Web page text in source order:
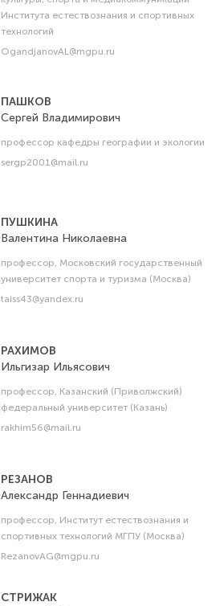
Института естествознания и спортивных
технологий
OgandjanovAL@mgpu.ru
ПАШКОВ
Сергей Владимирович
профессор кафедры географии и экологии
sergp2001@mail.ru
ПУШКИНА
Валентина Николаевна
профессор, Московский государственный
университет спорта и туризма (Москва)
taiss43@yandex.ru
РАХИМОВ
Ильгизар Ильясович
профессор, Казанский (Приволжский)
федеральный университет (Казань)
rakhim56@mail.ru
РЕЗАНОВ
Александр Геннадиевич
профессор, Институт естествознания и
спортивных технологий МГПУ (Москва)
RezanovAG@mgpu.ru
СТРИЖАК